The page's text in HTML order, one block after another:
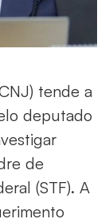
tende a
deputado
de
(STF). A